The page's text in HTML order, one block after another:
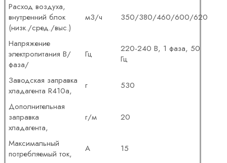
Расход воздуха,
внутренний блок
(низк./сред./выс.)
м3/ч 350/380/460/600/620
Напряжение
электропитания В/
фаза/
Гц
220-240 В, 1 фаза, 50
Гц
Заводская заправка
хладагента R410a,
г
530
Дополнительная
заправка
хладагента,
г/м 20
Максимальный
потребляемый ток,
А
15